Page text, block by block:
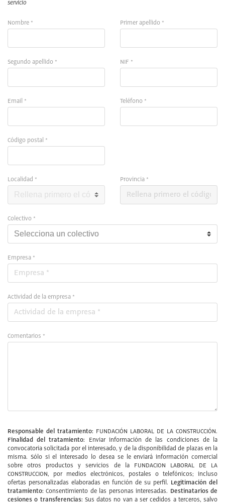
servicio
Nombre * Primer apellido *
Segundo apellido * NIF *
Email * Teléfono *
Código postal *
Localidad * Provincia *
Colectivo *
Empresa *
Actividad de la empresa *
Comentarios *
Responsable del tratamiento: FUNDACIÓN LABORAL DE LA CONSTRUCCIÓN.
Finalidad del tratamiento:
Enviar información de las condiciones de la
convocatoria solicitada por el interesado, y de la disponibilidad de plazas en la
misma. Sólo si el interesado lo desea se le enviará información comercial
sobre otros productos y servicios de la FUNDACION LABORAL DE LA
CONSTRUCCION, por medios electrónicos, postales o telefónicos; incluso
ofertas personalizadas elaboradas en función de su perfil. Legitimación del
tratamiento: Consentimiento de las personas interesadas. Destinatarios de
cesiones o transferencias: Sus datos no van a ser cedidos a terceros, salvo